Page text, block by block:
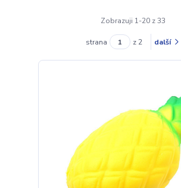
Zobrazuji 1-20 z 33
strana z 2 další